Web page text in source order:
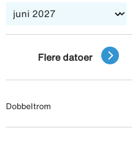
Flere datoer
Dobbeltrom